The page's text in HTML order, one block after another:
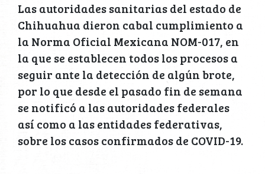
Las autoridades sanitarias del estado de
Chihuahua dieron cabal cumplimiento a
la Norma Oficial Mexicana NOM-017, en
la que se establecen todos los procesos a
seguir ante la detección de algún brote,
por lo que desde el pasado fin de semana
se notificó a las autoridades federales
así como a las entidades federativas,
sobre los casos confirmados de COVID-19.